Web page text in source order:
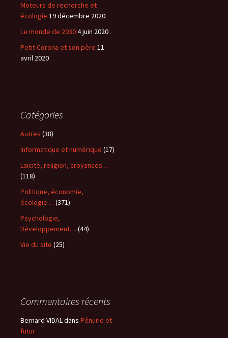
Moteurs de recherche et
écologie 19 décembre 2020
Le monde de 20304 juin 2020
Petit Corona et son père 11
avril 2020
Catégories
Autres (38)
Informatique et numérique (17)
Laïcité, religion, croyances…
(118)
Politique, économie,
écologie… (371)
Psychologie,
Développement… (44)
Vie du site (25)
Commentaires récents
Bernard VIDALdans Pénurie et
futur